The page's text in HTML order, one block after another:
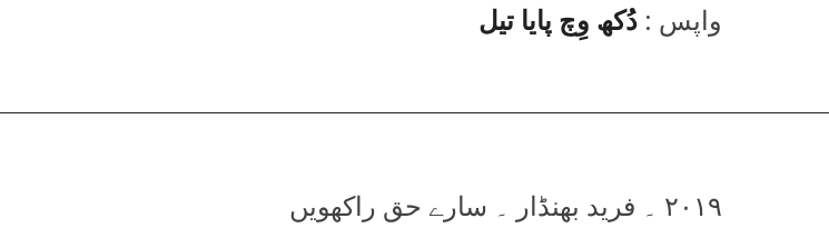
واپس : دُکھ وِچ پایا تیل
۲۰۱۹ ۔ فرید بھنڈار ۔ سارے حق راکھویں